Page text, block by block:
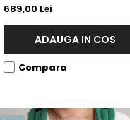
689,00 Lei
ADAUGA IN COS
Compara